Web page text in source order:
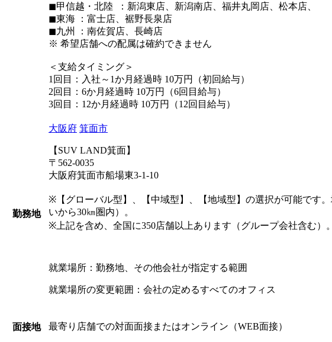
◼︎甲信越・北陸 ：新潟東店、新潟南店、福井丸岡店、松本店、
◼︎東海 ：富士店、裾野長泉店
◼︎九州 ：南佐賀店、長崎店
※ 希望店舗への配属は確約できません
＜支給タイミング＞
1回目：入社～1か月経過時 10万円（初回給与）
2回目：6か月経過時 10万円（6回目給与）
3回目：12か月経過時 10万円（12回目給与）
勤務地
大阪府 箕面市
【SUV LAND箕面】
〒562-0035
大阪府箕面市船場東3-1-10
※【グローバル型】、【中域型】、【地域型】の選択が可能です
いから30㎞圏内）。
※上記を含め、全国に350店舗以上あります（グループ会社含む）。
就業場所：勤務地、その他会社が指定する範囲
就業場所の変更範囲：会社の定めるすべてのオフィス
面接地 最寄り店舗での対面面接またはオンライン（WEB面接）